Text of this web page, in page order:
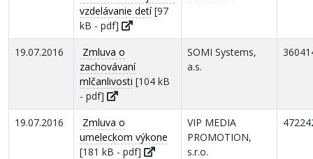
vzdelávanie detí[97
kB - pdf]
19.07.2016
Zmluva o
zachovávaní
mlčanlivosti [104 kB
- pdf]
SOMI Systems,
a.s.
19.07.2016
Zmluva o
umeleckom výkone
[181 kB - pdf]
VIP MEDIA
PROMOTION,
s.r.o.